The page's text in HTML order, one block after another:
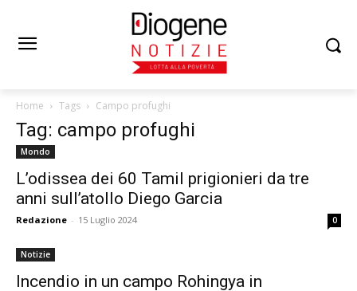
Home Tags Campo profughi
Tag: campo profughi
Mondo
L’odissea dei 60 Tamil prigionieri da tre
anni sull’atollo Diego Garcia
Redazione - 15 Luglio 2024 0
Notizie
Incendio in un campo Rohingya in